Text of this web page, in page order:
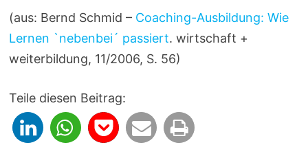
(aus: Bernd Schmid – Coaching-Ausbildung: Wie
Lernen `nebenbei´ passiert. wirtschaft +
weiterbildung, 11/2006, S. 56)
Teile diesen Beitrag: